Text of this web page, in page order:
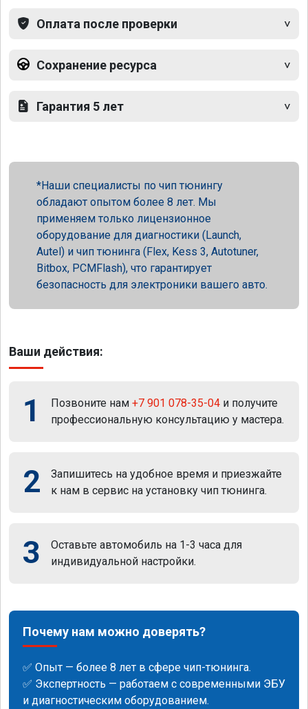
Оплата после проверки
Сохранение ресурса
Гарантия 5 лет
Наши специалисты по чип тюнингу
обладают опытом более 8 лет. Мы
применяем только лицензионное
оборудование для диагностики (Launch,
Autel) и чип тюнинга (Flex, Kess 3, Autotuner,
Bitbox, PCMFlash), что гарантирует
безопасность для электроники вашего авто.
Ваши действия:
1 Позвоните нам +7 901 078-35-04 и получите
профессиональную консультацию у мастера.
2
Запишитесь на удобное время и приезжайте
к нам в сервис на установку чип тюнинга.
3
Оставьте автомобиль на 1-3 часа для
индивидуальной настройки.
Почему нам можно доверять?
✅ Опыт — более 8 лет в сфере чип-тюнинга.
✅ Экспертность — работаем с современными ЭБУ
и диагностическим оборудованием.